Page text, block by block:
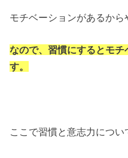
モチベーションがあるから
なので、習慣にするとモ
す。
ここで習慣と意志力につい